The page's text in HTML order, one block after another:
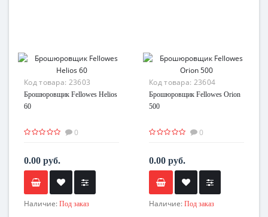
Код товара: 23603
Брошюровщик Fellowes Helios
60
0
0.00 руб.
Наличие: Под заказ
Код товара: 23604
Брошюровщик Fellowes Orion
500
0
0.00 руб.
Наличие: Под заказ